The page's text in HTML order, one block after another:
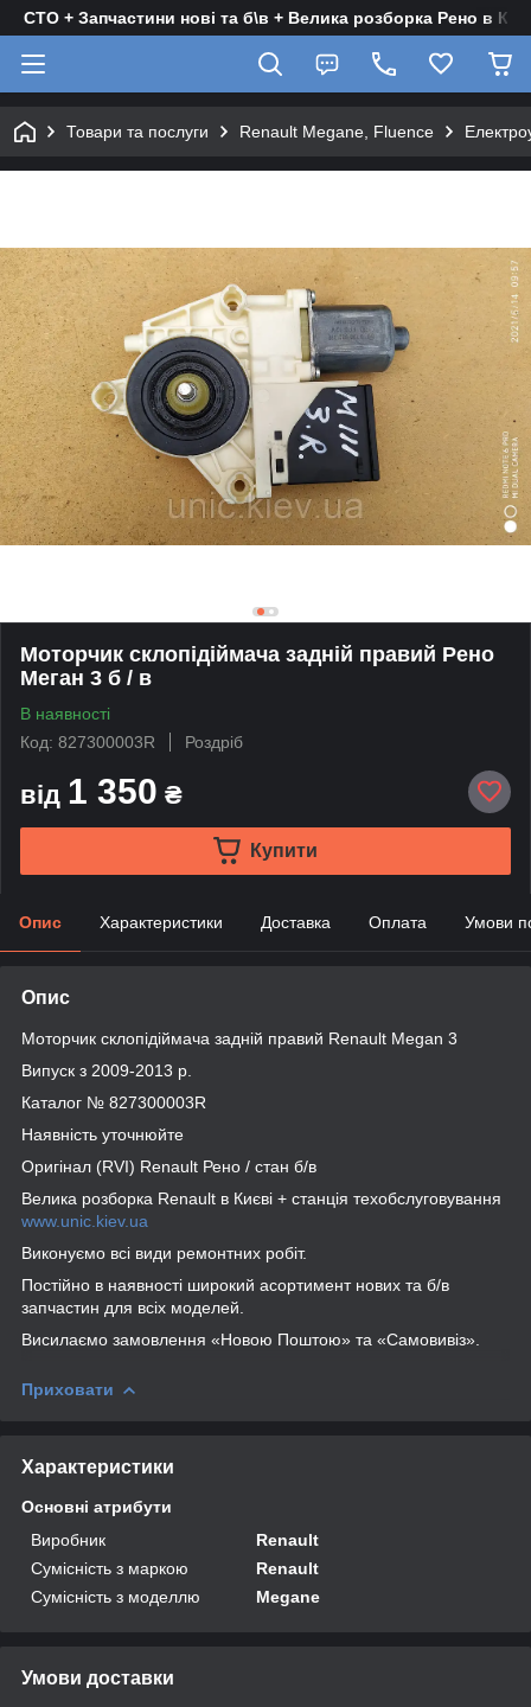
СТО + Запчастини нові та б\в + Велика розборка Рено в
Товари та послуги Renault Megane, Fluence
Моторчик склопідіймача задній правий Рено
Меган 3 б / в
В наявності
Код: 827300003R
Роздріб
від 1 350 ₴
Купити
Опис Характеристики Доставка Оплата Умови
Опис
Моторчик склопідіймача задній правий Renault Megan 3
Випуск з 2009-2013 р.
Каталог № 827300003R
Наявність уточнюйте
Оригінал (RVI) Renault Рено / стан б/в
Велика розборка Renault в Києві + станція техобслуговування
www.unic.kiev.ua
Виконуємо всі види ремонтних робіт.
Постійно в наявності широкий асортимент нових та б/в
запчастин для всіх моделей.
Висилаємо замовлення «Новою Поштою» та «Самовивіз».
Приховати
Характеристики
Основні атрибути
Виробник
Renault
Сумісність з маркою
Renault
Сумісність з моделлю
Megane
Умови доставки